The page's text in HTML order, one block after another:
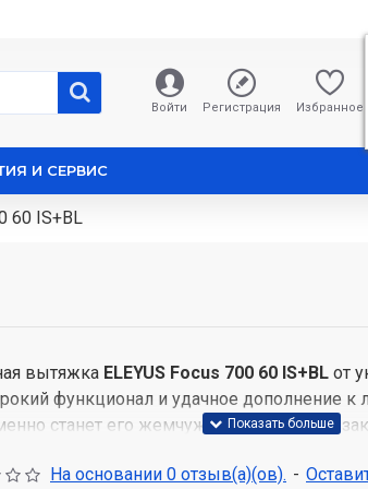
Войти Регистрация Избранное
И СЕРВИС
60 IS+BL
вытяжка ELEYUS Focus 700 60 IS+BL от
функционал и удачное дополнение к
станет его жемчужиной. Панель из
современной футуристической
На основании 0 отзыв(а)(ов). -